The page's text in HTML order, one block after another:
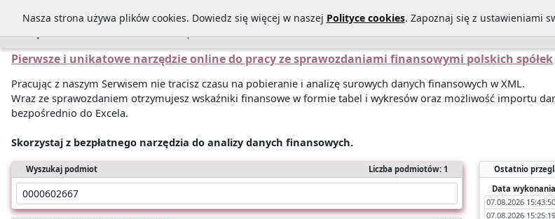
Sprawozdania Statystyki sprawozdań O Nas Kontakt
Pierwsze i unikatowe narzędzie online do pracy ze sprawozdaniami finansowymi polskich spółek
Pracując z naszym Serwisem nie tracisz czasu na pobieranie i analizę surowych danych finansowych w XML.
Wraz ze sprawozdaniem otrzymujesz wskaźniki finansowe w formie tabel i wykresów oraz możliwość importu
bezpośrednio do Excela.
Skorzystaj z bezpłatnego narzędzia do analizy danych finansowych.
Wyszukaj podmiot Liczba podmiotów: 1
Ostatnio
Data wykonania
07.08.2026 15:43:50
07.08.2026 15:25:19
Nasza strona używa plików cookies. Dowiedz się więcej w naszej Polityce cookies. Zapoznaj się z ustawieniami